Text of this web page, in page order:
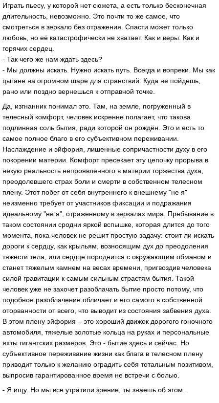
Играть пьесу, у которой нет сюжета, а есть только бесконечная
длительность, невозможно. Это почти то же самое, что
смотреться в зеркало без отражения. Спасти может только
любовь, но её катастрофически не хватает. Как и веры. Как и
горячих сердец.
- Так чего же нам ждать здесь?
- Мы должны искать. Нужно искать путь. Всегда и вопреки. Мы как
цыгане на огромном шаре для странствий. Куда не пойдешь,
рано или поздно вернешься к отправной точке.
Да, изгнанник понимал это. Там, на земле, погруженный в
телесный комфорт, человек искренне полагает, что такова
подлинная соль бытия, ради которой он рождён. Это и есть то
самое полное благо в его субъективном переживании.
Наслаждение и эйфория, лишенные сопричастности духу в его
покорении материи. Комфорт пресекает эту цепочку прорыва в
некую реальность непроявленного в материи торжества духа,
преодолевшего страх боли и смерти в собственном телесном
плену. Этот побег от себя внутреннего к внешнему "не я"
неизменно требует от участников фиксации и подражания
идеальному "не я", отраженному в зеркалах мира. Пребывание в
таком состоянии сродни яркой вспышке, которая длится до того
момента, пока человек не решит простую задачу: стоит ли искать
дороги к сердцу, как крыльям, возносящим дух до преодоления
тяжести тела, или сердце породнится с окружающим обманом и
станет тяжелым камнем на весах времени, пригвоздив человека
силой гравитации к самым сильным страстям бытия. Такой
человек уже не захочет разоблачать бытие просто потому, что
подобное разоблачение обличает и его самого в собственной
оторванности от всего, что выводит из состояния забвения духа.
В этом плену эйфория – это хороший движок дорогого гоночного
автомобиля, тяжелые золотые кольца на руках и персональные
яхты гигантских размеров. Это - бытие здесь и сейчас. Но
субъективное переживание жизни как блага в телесном плену
приводит только к желанию оградить себя тотальным позитивом,
выпросив гарантированное время не встречи с болью.
- Я ищу. Но мы все утратили зрение, ты знаешь об этом.